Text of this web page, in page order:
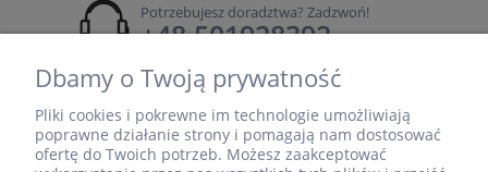
Potrzebujesz doradztwa? Zadzwoń!
+48 501928392
email:
sklep@pokojdziecka.pl
Dbamy o Twoją prywatność
Pliki cookies i pokrewne im technologie umożliwiają
poprawne działanie strony i pomagają nam dostosować
ofertę do Twoich potrzeb. Możesz zaakceptować